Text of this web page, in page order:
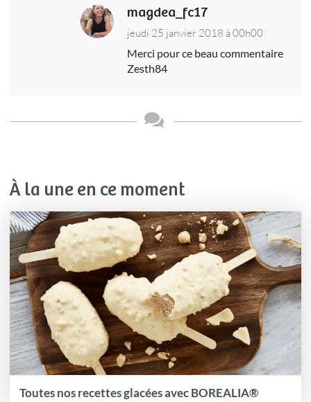
magdea_fc17
jeudi 25 janvier 2018 à 00h00
Merci pour ce beau commentaire
Zesth84
À la une en ce moment
Toutes nos recettes glacées avec BOREALIA®